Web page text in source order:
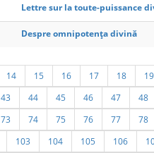
Lettre sur la toute-puissance
Despre omnipotenţa divină
14 15 16 17 18 19
43 44 45 46 47 48
73 74 75 76 77 78
103 104 105 106